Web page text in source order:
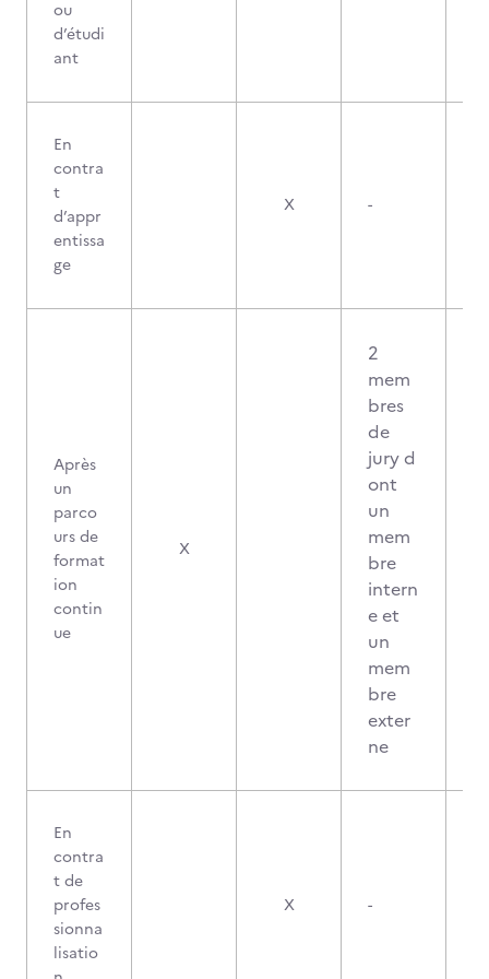
ou
d’étudi
ant
En
contra
t
d’appr
entissa
ge
X -
Après
un
parco
urs de
format
ion
contin
ue
X
2
mem
bres
de
jury d
ont
un
mem
bre
intern
e et
un
mem
bre
exter
ne
En
contra
t de
profes
sionna
lisatio
X -